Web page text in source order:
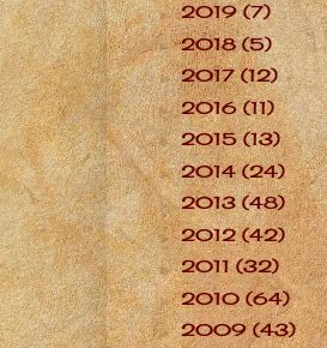
►2019(7)
►2018(5)
►2017(12)
►2016(11)
►2015(13)
►2014(24)
►2013(48)
►2012(42)
►2011(32)
►2010(64)
►2009(43)